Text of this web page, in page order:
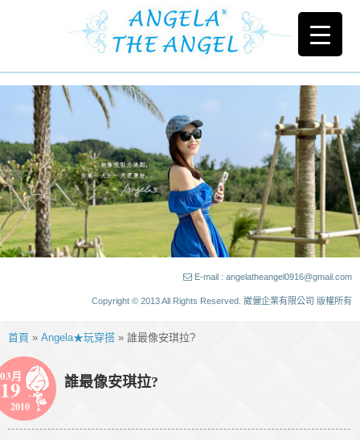
E-mail : angelatheangel0916@gmail.com
Copyright © 2013 All Rights Reserved. 崴儷企業有限公司 版權所有
首頁 » Angela★玩穿搭 » 誰最像安琪拉?
03月
19
2010
誰最像安琪拉?